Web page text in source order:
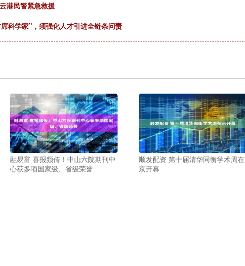
港民警紧急救援
科学家”，须强化人才引进全链条问责
融易富 喜报频传！中山六院期刊中
心获多项国家级、省级荣誉
顺发配资 第十届清华同衡学术周在
京开幕